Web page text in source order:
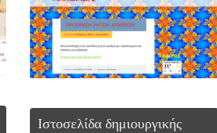
Ιστοσελίδα δημιουργικής